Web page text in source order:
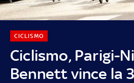
Ciclismo, Parigi-
Bennett vince la
CICLISMO